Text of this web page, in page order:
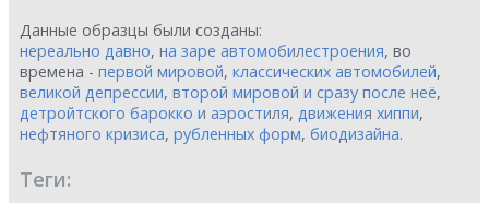
Данные образцы были созданы:
нереально давно, на заре автомобилестроения, во
времена - первой мировой, классических автомобилей,
великой депрессии, второй мировой и сразу после неё,
детройтского барокко и аэростиля, движения хиппи,
нефтяного кризиса, рубленных форм, биодизайна.
Теги: